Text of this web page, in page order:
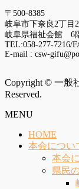
〒500-8385
岐阜市下奈良2丁目
岐阜県福祉会館 6
TEL:058-277-7216/
E-mail : csw-
Copyright © 一般
Reserved.
MENU
HOME
本会につい
本会
県民